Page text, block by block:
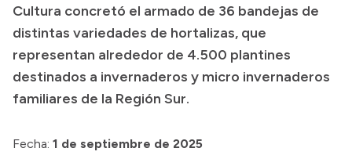
Inversión en Salud
Licitaciones
Consulta de expedientes
Cultura concretó el armado de 36 bandejas de
distintas variedades de hortalizas, que
representan alrededor de 4.500 plantines
destinados a invernaderos y micro invernaderos
familiares de la Región Sur.
Fecha: 1 de septiembre de 2025